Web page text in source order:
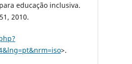
educação inclusiva.
2010.
>.